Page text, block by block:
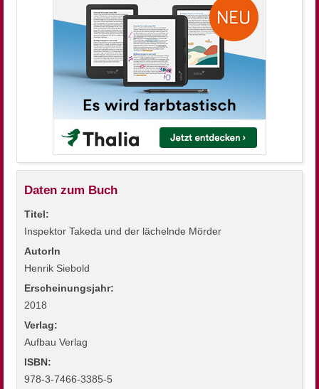
Daten zum Buch
Titel:
Inspektor Takeda und der lächelnde Mörder
AutorIn
Henrik Siebold
Erscheinungsjahr:
2018
Verlag:
Aufbau Verlag
ISBN:
978-3-7466-3385-5